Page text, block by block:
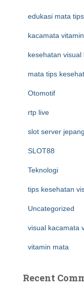
edukasi mata tips
kacamata
kesehatan visual
mata tips
Otomotif
rtp live
slot server jepang
SLOT88
Teknologi
tips kesehatan
Uncategorized
visual kacamata
vitamin mata
Recent